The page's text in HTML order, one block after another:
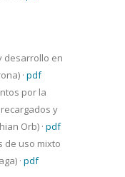
desarrollo en
· pdf
por la
y
Orb) · pdf
de uso mixto
· pdf